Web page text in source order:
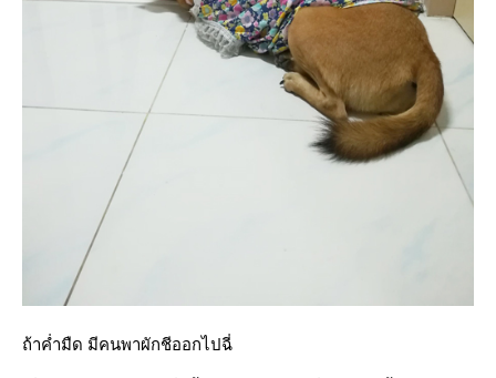
ถ้าค่ำมืด มีคนพาผักชีออกไปฉี่